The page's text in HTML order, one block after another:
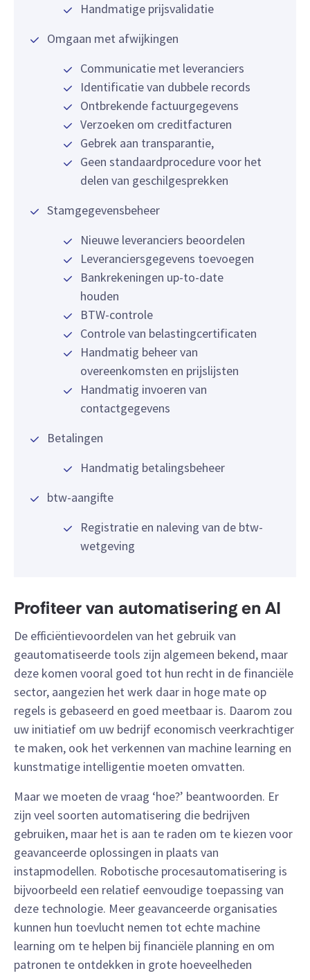
Handmatige prijsvalidatie
Omgaan met afwijkingen
Communicatie met leveranciers
Identificatie van dubbele records
Ontbrekende factuurgegevens
Verzoeken om creditfacturen
Gebrek aan transparantie,
Geen standaardprocedure voor het
delen van geschilgesprekken
Stamgegevensbeheer
Nieuwe leveranciers beoordelen
Leveranciersgegevens toevoegen
Bankrekeningen up-to-date
houden
BTW-controle
Controle van belastingcertificaten
Handmatig beheer van
overeenkomsten en prijslijsten
Handmatig invoeren van
contactgegevens
Betalingen
Handmatig betalingsbeheer
btw-aangifte
Registratie en naleving van de btw-
wetgeving
Profiteer van automatisering en AI
De efficiëntievoordelen van het gebruik van
geautomatiseerde tools zijn algemeen bekend, maar
deze komen vooral goed tot hun recht in de financiële
sector, aangezien het werk daar in hoge mate op
regels is gebaseerd en goed meetbaar is. Daarom zou
uw initiatief om uw bedrijf economisch veerkrachtiger
te maken, ook het verkennen van machine learning en
kunstmatige intelligentie moeten omvatten.
Maar we moeten de vraag ‘hoe?’ beantwoorden. Er
zijn veel soorten automatisering die bedrijven
gebruiken, maar het is aan te raden om te kiezen voor
geavanceerde oplossingen in plaats van
instapmodellen. Robotische procesautomatisering is
bijvoorbeeld een relatief eenvoudige toepassing van
deze technologie. Meer geavanceerde organisaties
kunnen hun toevlucht nemen tot echte machine
learning om te helpen bij financiële planning en om
patronen te ontdekken in grote hoeveelheden